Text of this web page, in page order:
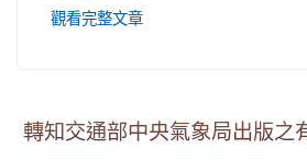
觀看完整文章
轉知交通部中央氣象局出版之